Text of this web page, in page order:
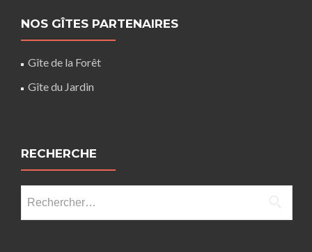
NOS GÎTES PARTENAIRES
Gîte de la Forêt
Gîte du Jardin
RECHERCHE